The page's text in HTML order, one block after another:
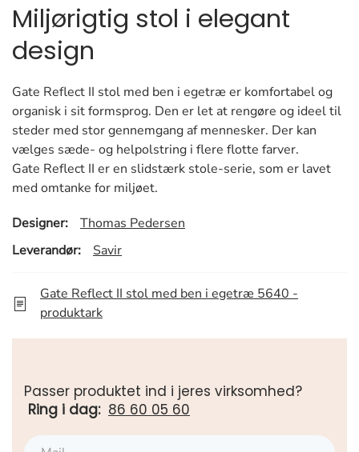
Miljørigtig stol i elegant
design
Gate Reflect II stol med ben i egetræ er komfortabel og
organisk i sit formsprog. Den er let at rengøre og ideel til
steder med stor gennemgang af mennesker. Der kan
vælges sæde- og helpolstring i flere flotte farver.
Gate Reflect II er en slidstærk stole-serie, som er lavet
med omtanke for miljøet.
Designer:
Thomas Pedersen
Leverandør:
Savir
Gate Reflect II stol med ben i egetræ 5640 -
produktark
Passer produktet ind i jeres virksomhed?
Ring i dag: 86 60 05 60